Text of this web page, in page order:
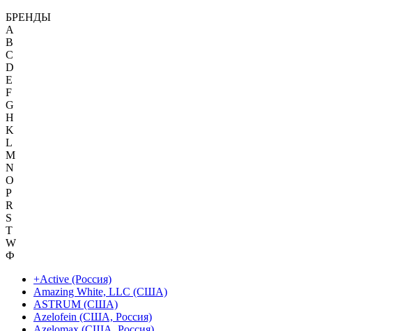
БРЕНДЫ
A
B
C
D
E
F
G
H
K
L
M
N
O
P
R
S
T
W
Ф
+Active (Россия)
Amazing White, LLC (США)
ASTRUM (США)
Azelofein (США, Россия)